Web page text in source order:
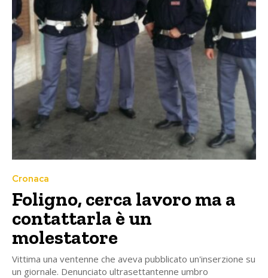
Cronaca
Foligno, cerca lavoro ma a
contattarla è un
molestatore
Vittima una ventenne che aveva pubblicato un'inserzione su
un giornale. Denunciato ultrasettantenne umbro